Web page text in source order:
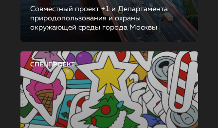
Совместный проект +1 и Департамента
природопользования и охраны
окружающей среды города Москвы
СПЕЦПРОЕКТ